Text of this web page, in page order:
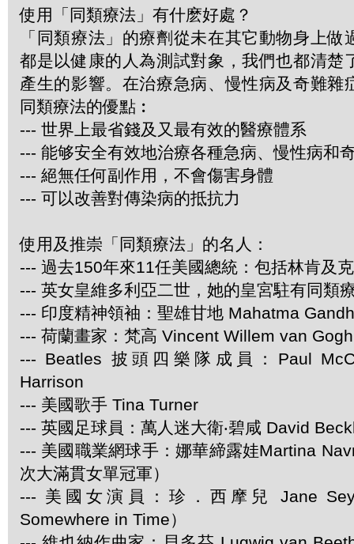
使用「同類療法」有什麽好處？
「同類療法」的療劑從未在其它動物身上做
都是以健康的人為測試對象，我們也都清楚
產生的影響。在治療急病、慢性病及奇難雜
同類療法的優點︰
--- 世界上最省錢及又最有效的醫療體系
--- 能够安全有效地治療各種急病、慢性病和
--- 絕無任何副作用，不會傷害身體
--- 可以改善對傳染病的抵抗力
使用及推崇「同類療法」的名人：
--- 過去150年來11任美國總統：包括林肯及
--- 英女皇維多利亞二世，她的皇宮駐有同類
--- 印度精神領袖：聖雄甘地 Mahatma
--- 荷蘭畫家：梵高 Vincent Willem van Gogh
--- Beatles 披頭四樂隊成員：Paul
Harrison
--- 美國歌手 Tina Turner
--- 英國足球員：萬人迷大衛‧碧咸 David
--- 美國職業網球手：娜華締露娃Martina
次大滿貫女單冠軍）
--- 美國女演員：珍．西摩兒 Jane
Somewhere in Time）